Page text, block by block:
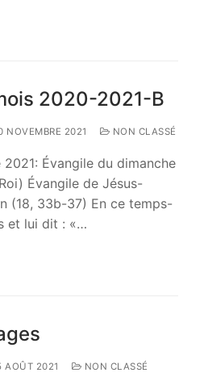
2020-2021-B
NOVEMBRE 2021 NON CLASSÉ
Évangile du dimanche
Évangile de Jésus-
(18, 33b-37) En ce temps-
et lui dit : «…
AOÛT 2021 NON CLASSÉ